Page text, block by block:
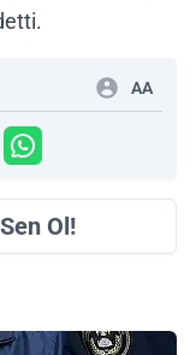
AA
Ol!